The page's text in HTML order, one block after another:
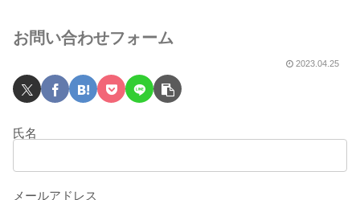
お問い合わせフォーム
2023.04.25
氏名
メールアドレス